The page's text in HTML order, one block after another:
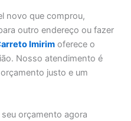
novo que comprou,
outro endereço ou fazer
Imirim oferece o
Nosso atendimento é
justo e um
orçamento agora